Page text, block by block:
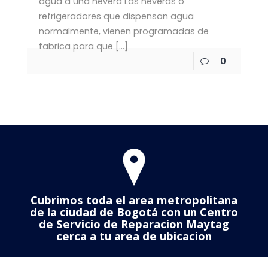
refrigeradores que dispensan agua
normalmente, vienen programadas de
fabrica para que […]
0
Cubrimos toda el area metropolitana
de la ciudad de Bogotá con un Centro
de Servicio de Reparacion Maytag
cerca a tu area de ubicacion